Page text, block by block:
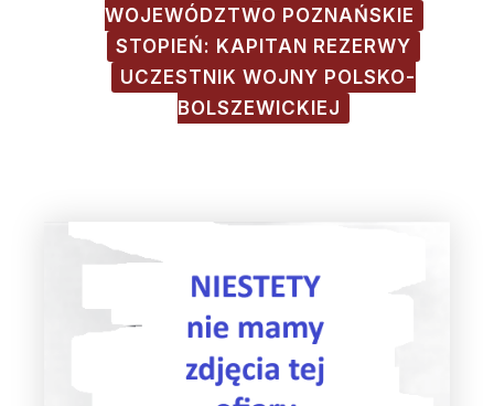
WOJEWÓDZTWO POZNAŃSKIE
STOPIEŃ: KAPITAN REZERWY
UCZESTNIK WOJNY POLSKO-
BOLSZEWICKIEJ